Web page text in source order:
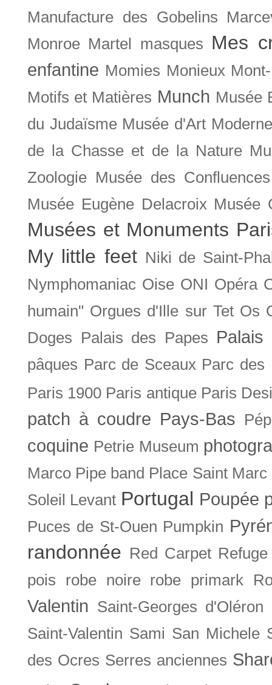
Manufacture des Gobelins
Monroe Martel masques Mes
enfantine Momies Monieux
Motifs et Matières Munch Musée
du Judaïsme Musée d'Art
de la Chasse et de la Nature
Zoologie Musée des Confluences
Musée Eugène Delacroix Musée
Musées et Monuments
My little feet Niki de Saint-
Nymphomaniac Oise ONI Opéra
humain" Orgues d'Ille sur Tet Os
Doges
Palais des Papes Palais
pâques Parc de Sceaux Parc des
Paris 1900 Paris antique Paris
patch à coudre Pays-Bas
coquine Petrie Museum
Marco Pipe band Place Saint Marc
Soleil Levant Portugal Poupée
Puces de St-Ouen Pumpkin
randonnée Red Carpet Refuge
pois
robe noire robe primark
Valentin Saint-Georges d'Oléron
Saint-Valentin Sami San Michele
des Ocres Serres anciennes